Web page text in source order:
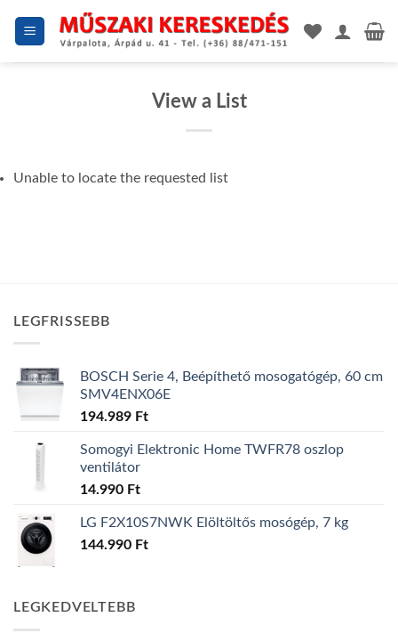
View a List
Unable to locate the requested list
LEGFRISSEBB
BOSCH Serie 4, Beépíthető mosogatógép, 60 cm
SMV4ENX06E
194.989 Ft
Somogyi Elektronic Home TWFR78 oszlop
ventilátor
14.990 Ft
LG F2X10S7NWK Elöltöltős mosógép, 7 kg
144.990 Ft
LEGKEDVELTEBB